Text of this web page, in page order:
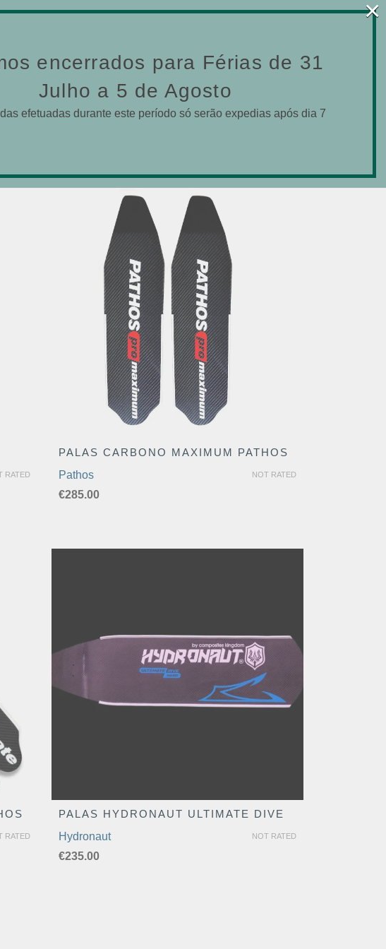
RATED
PALAS CARBONO MAXIMUM PATHOS
NOT RATED
Pathos
€285.00
RATED
PALAS HYDRONAUT ULTIMATE DIVE
NOT RATED
Hydronaut
€235.00
encerrados para Férias de 31
Julho a 5 de Agosto
efetuadas durante este período só serão expedias após dia 7
×